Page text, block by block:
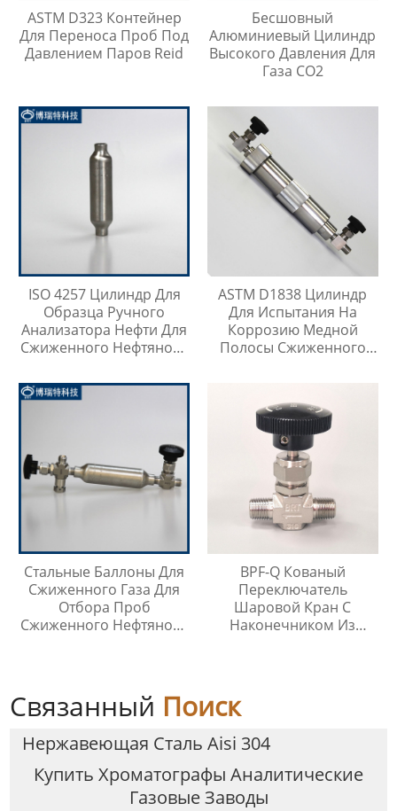
ASTM D323 Контейнер
Для Переноса Проб Под
Давлением Паров Reid
Бесшовный
Алюминиевый Цилиндр
Высокого Давления Для
Газа CO2
ISO 4257 Цилиндр Для
Образца Ручного
Анализатора Нефти Для
Сжиженного Нефтяного
ASTM D1838 Цилиндр
Для Испытания На
Коррозию Медной
Полосы Сжиженного
Стальные Баллоны Для
Сжиженного Газа Для
Отбора Проб
Сжиженного Нефтяного
BPF-Q Кованый
Переключатель
Шаровой Кран С
Наконечником Из
Связанный Поиск
Нержавеющая Сталь Aisi 304
Купить Хроматографы Аналитические
Газовые Заводы